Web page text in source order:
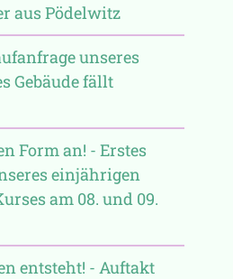
aus Pödelwitz
unseres
Gebäude fällt
Form an! - Erstes
einjährigen
am 08. und 09.
entsteht! - Auftakt